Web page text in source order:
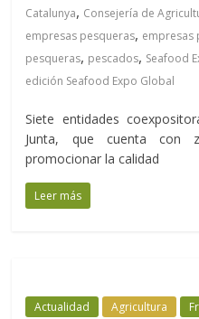
Catalunya, Consejería de
empresas pesqueras, empresas
pesqueras, pescados, Seafood
edición Seafood Expo Global
Siete entidades
Junta, que cuenta con
promocionar la calidad
Leer más
Actualidad Agricultura